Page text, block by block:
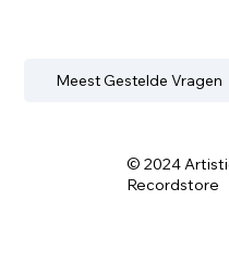
Meest Gestelde Vragen
© 2024
Recordstore